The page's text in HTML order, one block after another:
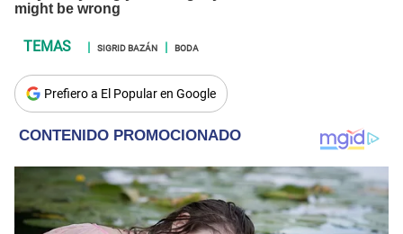
SIGRID BAZÁN BODA
Prefiero a El Popular en Google